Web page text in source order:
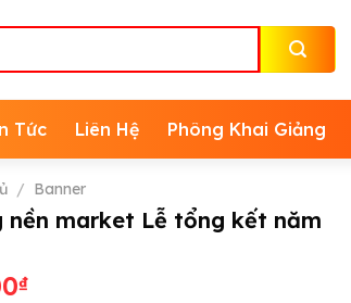
Tức Liên Hệ Phông Khai Giảng
/ Banner
nền market Lễ tổng kết năm
₫